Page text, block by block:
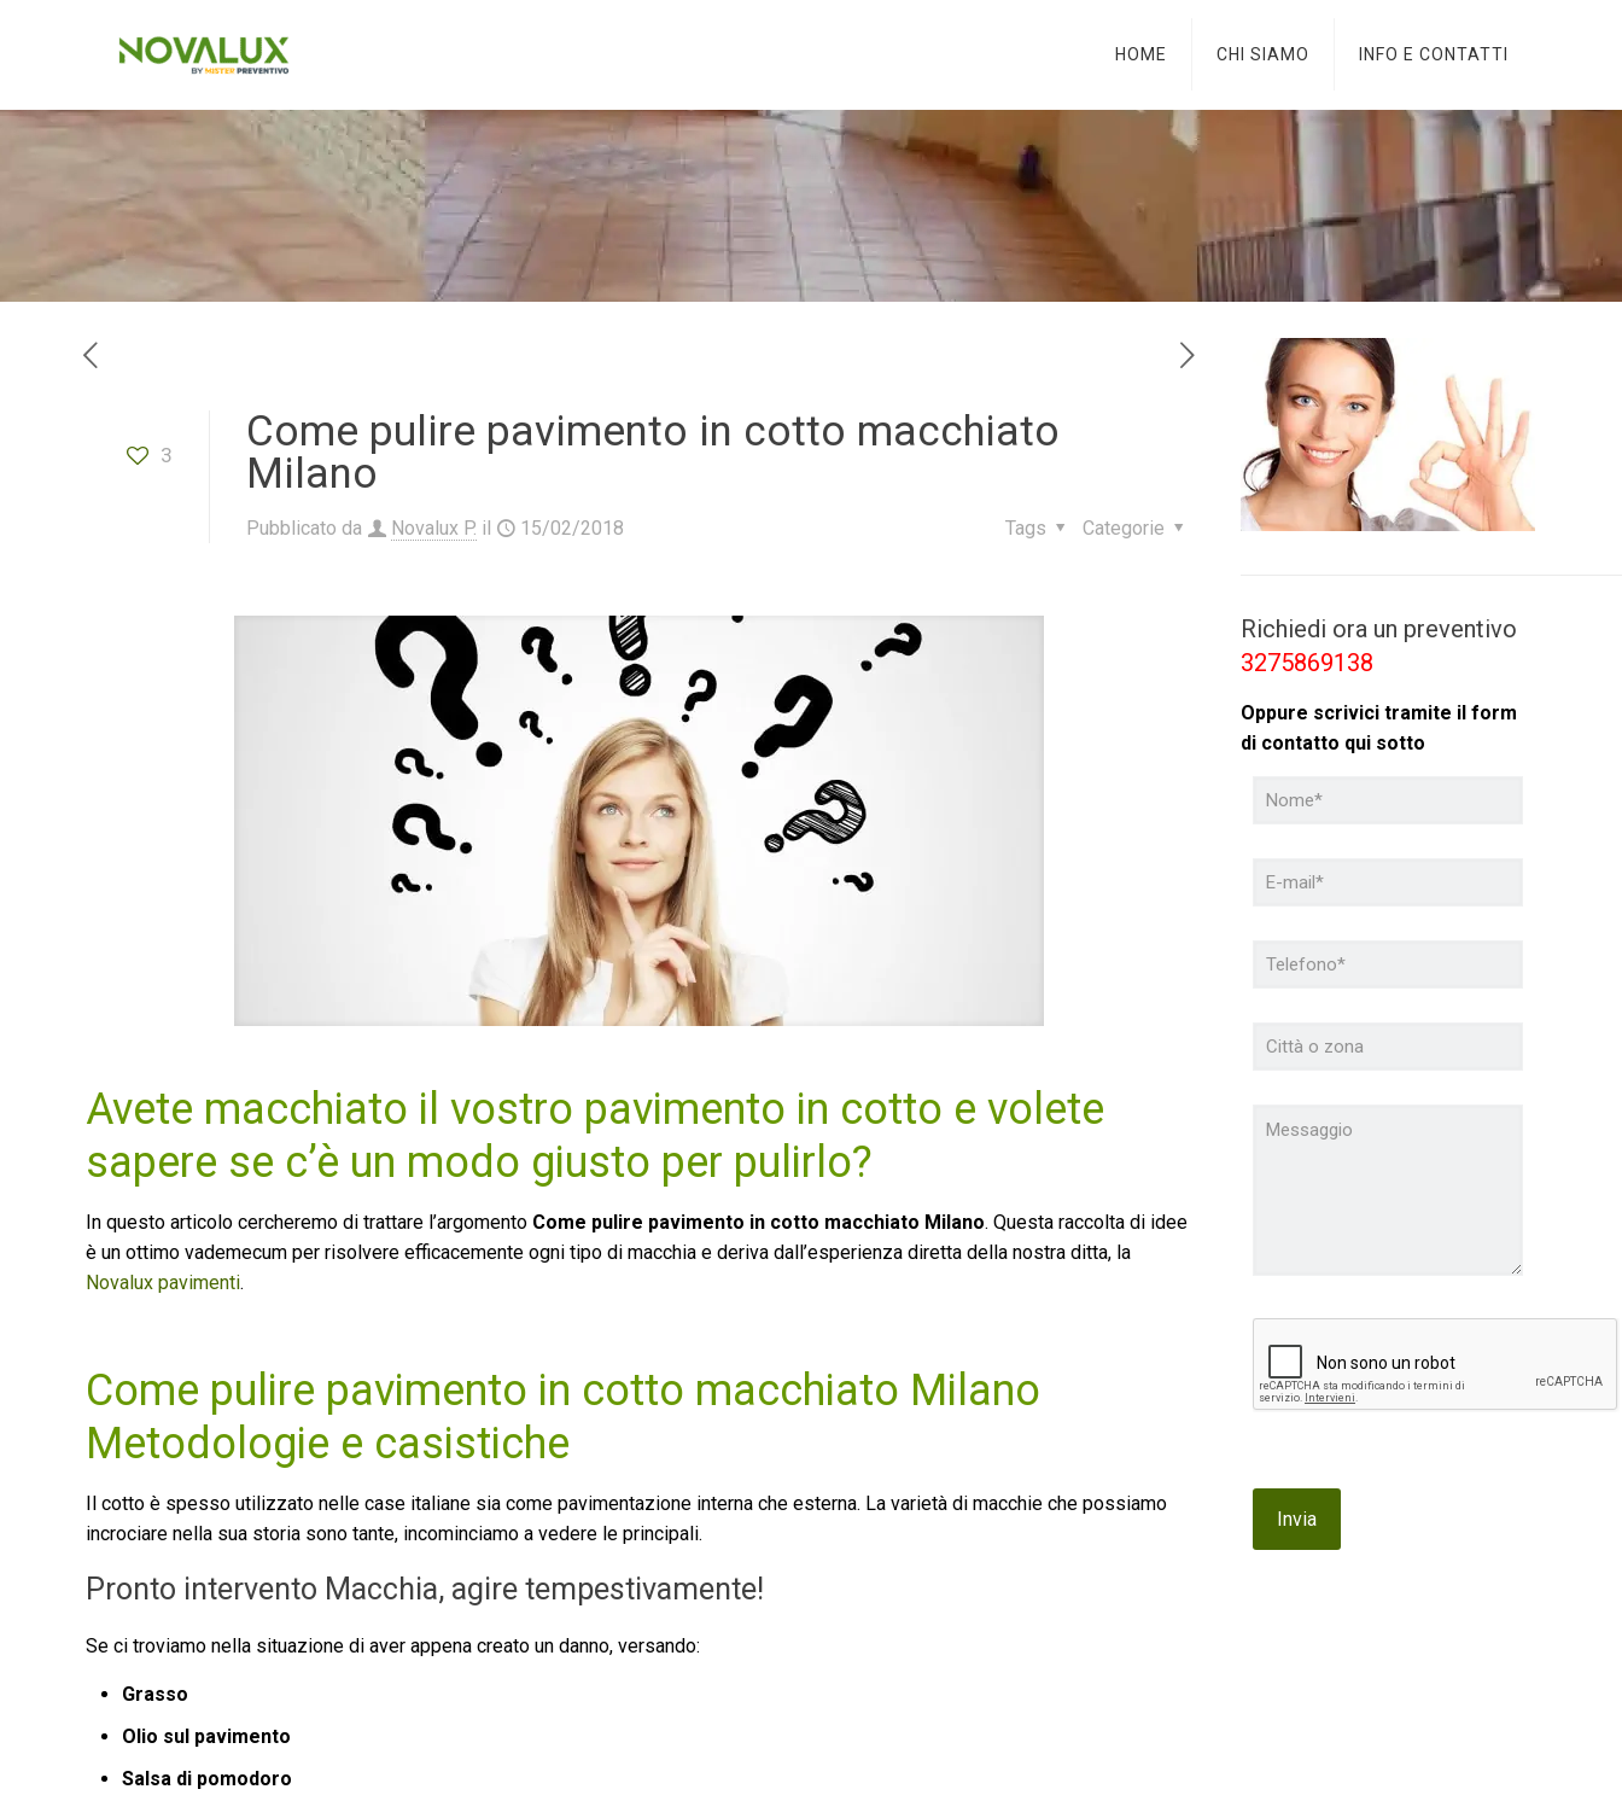
HOME CHI SIAMO INFO E CONTATTI
3
Come pulire pavimento in cotto macchiato
Milano
Pubblicato da Novalux P. il 15/02/2018 Categorie
Tags
Avete macchiato il vostro pavimento in cotto e volete
sapere se c’è un modo giusto per pulirlo?
In questo articolo cercheremo di trattare l’argomento Come pulire pavimento in cotto macchiato Milano. Questa raccolta di idee
è un ottimo vademecum per risolvere efficacemente ogni tipo di macchia e deriva dall’esperienza diretta della nostra ditta, la
Novalux pavimenti.
Come pulire pavimento in cotto macchiato Milano
Metodologie e casistiche
Il cotto è spesso utilizzato nelle case italiane sia come pavimentazione interna che esterna. La varietà di macchie che possiamo
incrociare nella sua storia sono tante, incominciamo a vedere le principali.
Pronto intervento Macchia, agire tempestivamente!
Se ci troviamo nella situazione di aver appena creato un danno, versando:
Grasso
Olio sul pavimento
Salsa di pomodoro
Richiedi ora un preventivo
3275869138
Oppure scrivici tramite il form
di contatto qui sotto